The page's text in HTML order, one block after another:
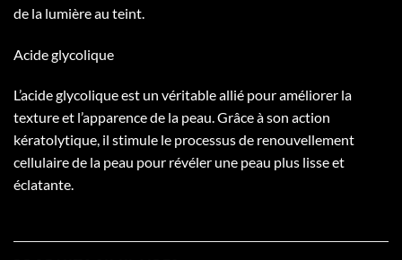
de la lumière au teint.
Acide glycolique
L’acide glycolique est un véritable allié pour améliorer la
texture et l’apparence de la peau. Grâce à son action
kératolytique, il stimule le processus de renouvellement
cellulaire de la peau pour révéler une peau plus lisse et
éclatante.